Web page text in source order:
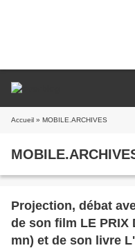
Accueil » MOBILE.ARCHIVES
Projection, débat
de son film LE PRIX
mn) et de son livre